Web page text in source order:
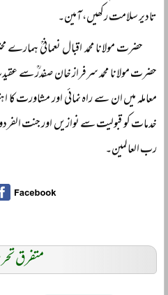
تادیر سلامت رکھیں، آمین۔
حضرت مولانا محمد اقبال نعمانیؒ
حضرت مولانا محمد سرفراز خان صفدرؒ سے
معاملہ میں ان سے راہ نمائی اور مشاورت کا
خدمات کو قبولیت سے نوازیں اور جنت
رب العالمین۔
متفرق